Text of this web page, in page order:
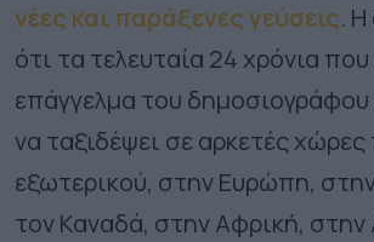
νέες και παράξενες γεύσεις. Η
ότι τα τελευταία 24 χρόνια
επάγγελμα του δημοσιογράφου
να ταξιδέψει σε αρκετές χώρες
εξωτερικού, στην Ευρώπη,
τον Καναδά, στην Αφρική,